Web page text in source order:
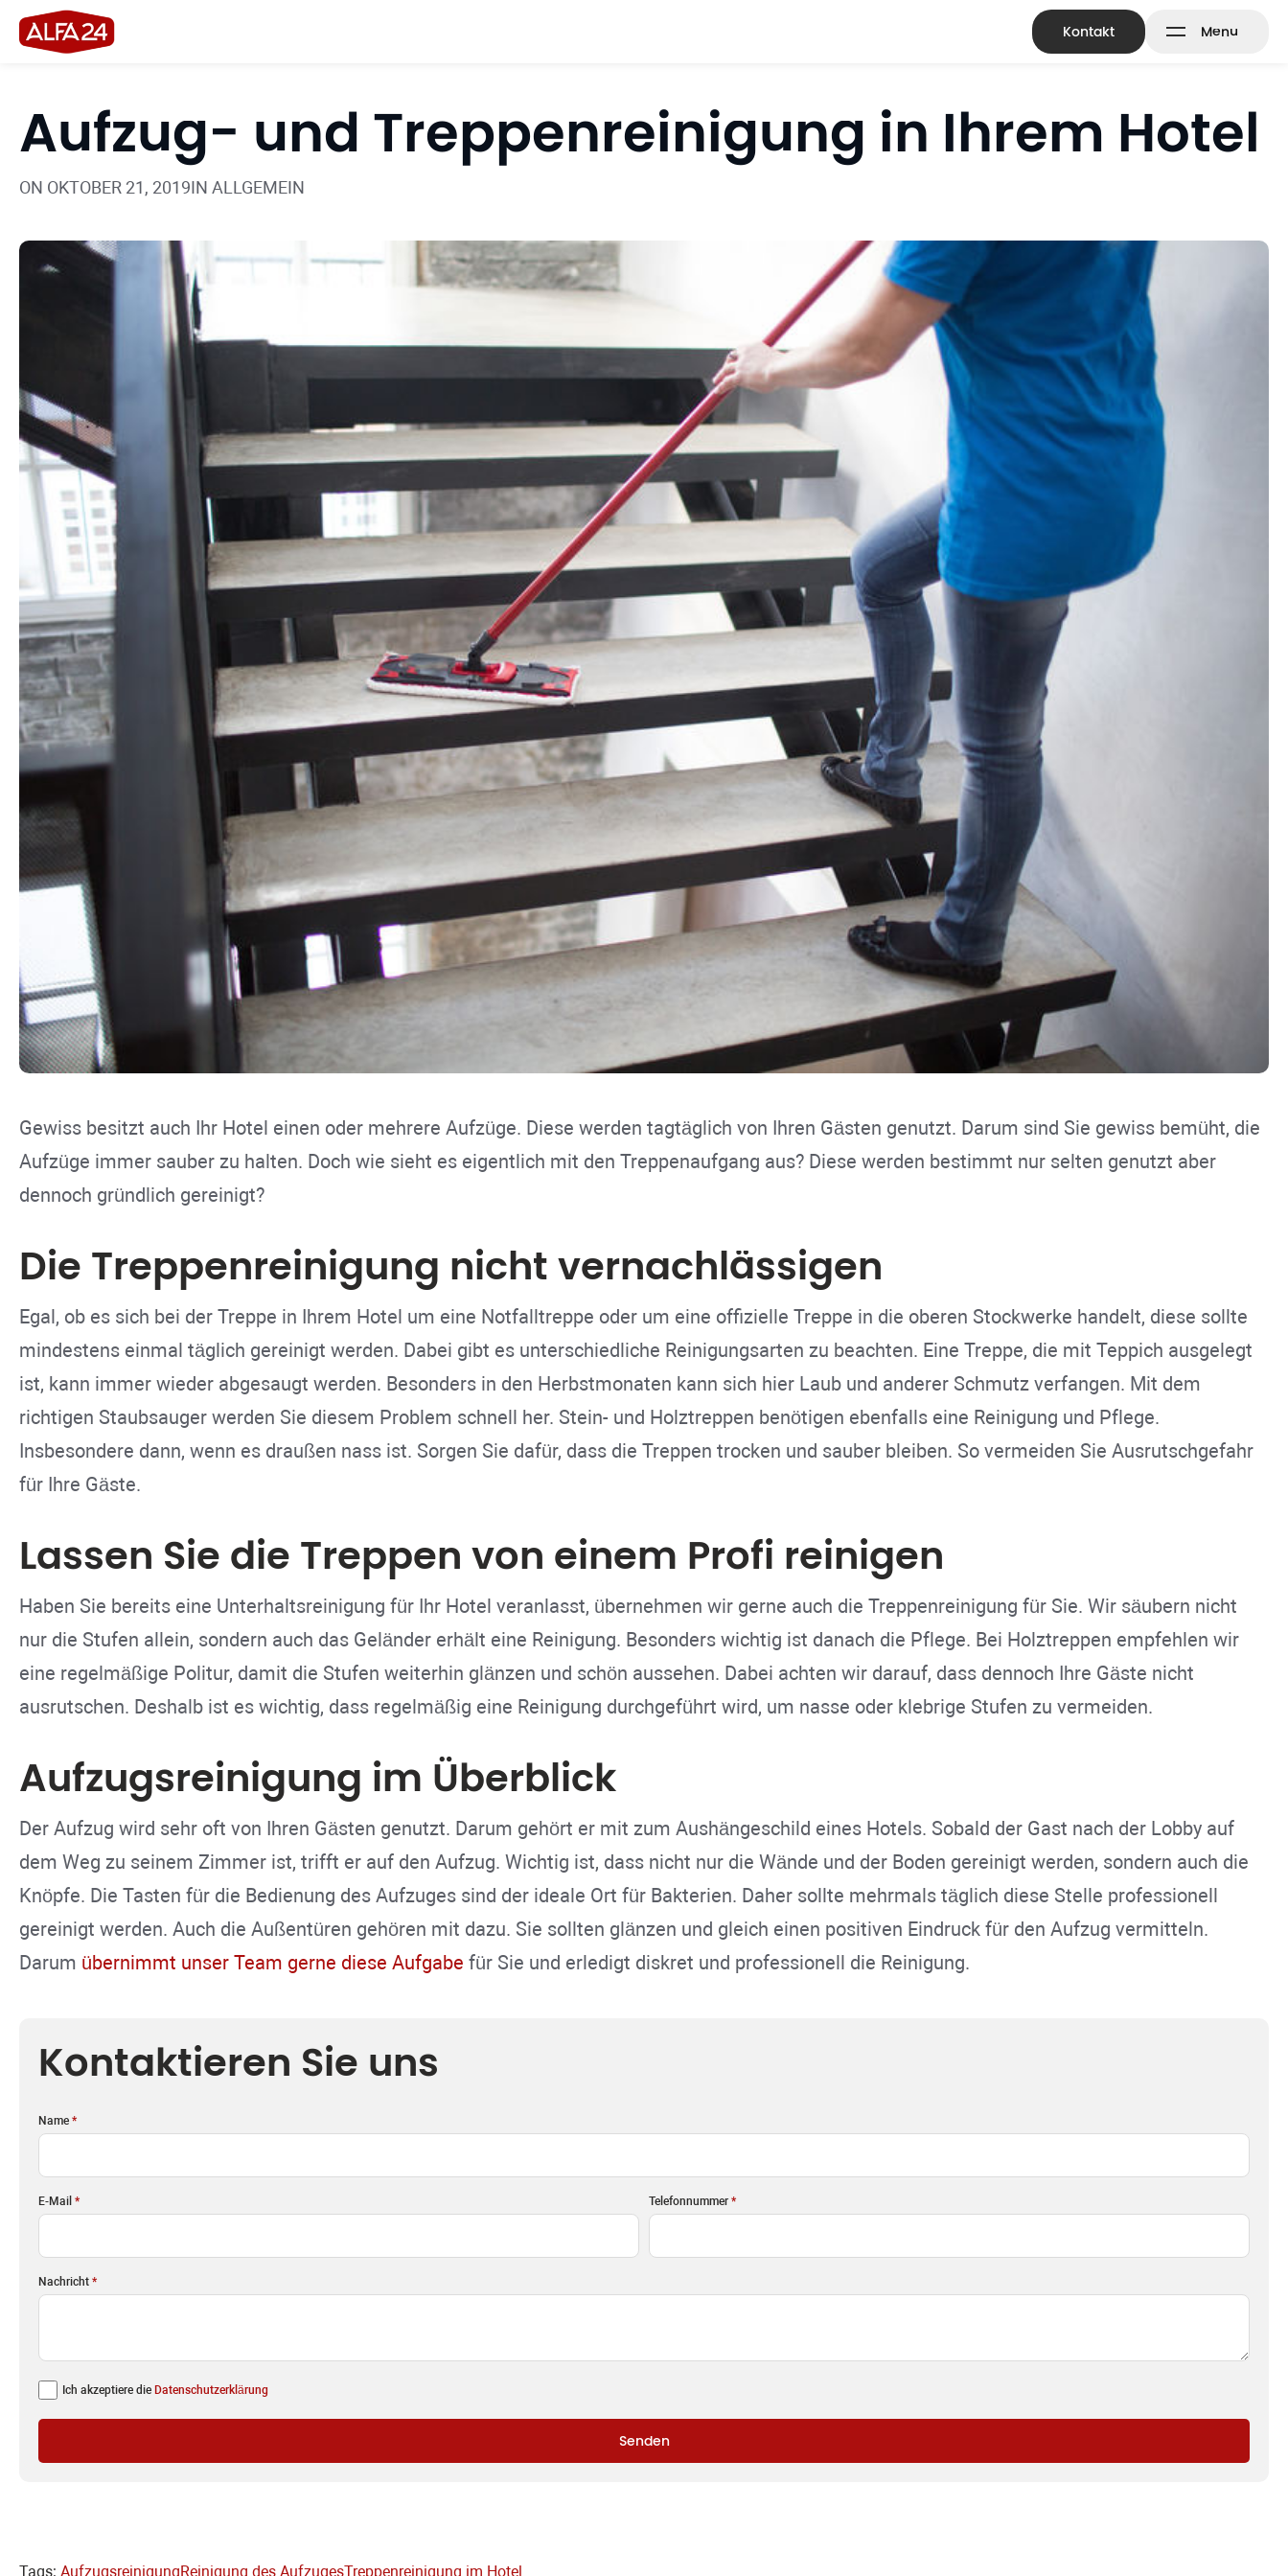
Kontakt Menu
Aufzug- und Treppenreinigung in Ihrem Hotel
ON OKTOBER 21, 2019IN ALLGEMEIN
Gewiss besitzt auch Ihr Hotel einen oder mehrere Aufzüge. Diese werden tagtäglich von Ihren Gästen genutzt. Darum sind Sie gewiss bemüht, die
Aufzüge immer sauber zu halten. Doch wie sieht es eigentlich mit den Treppenaufgang aus? Diese werden bestimmt nur selten genutzt aber
dennoch gründlich gereinigt?
Die Treppenreinigung nicht vernachlässigen
Egal, ob es sich bei der Treppe in Ihrem Hotel um eine Notfalltreppe oder um eine offizielle Treppe in die oberen Stockwerke handelt, diese sollte
mindestens einmal täglich gereinigt werden. Dabei gibt es unterschiedliche Reinigungsarten zu beachten. Eine Treppe, die mit Teppich ausgelegt
ist, kann immer wieder abgesaugt werden. Besonders in den Herbstmonaten kann sich hier Laub und anderer Schmutz verfangen. Mit dem
richtigen Staubsauger werden Sie diesem Problem schnell her. Stein- und Holztreppen benötigen ebenfalls eine Reinigung und Pflege.
Insbesondere dann, wenn es draußen nass ist. Sorgen Sie dafür, dass die Treppen trocken und sauber bleiben. So vermeiden Sie Ausrutschgefahr
für Ihre Gäste.
Lassen Sie die Treppen von einem Profi reinigen
Haben Sie bereits eine Unterhaltsreinigung für Ihr Hotel veranlasst, übernehmen wir gerne auch die Treppenreinigung für Sie. Wir säubern nicht
nur die Stufen allein, sondern auch das Geländer erhält eine Reinigung. Besonders wichtig ist danach die Pflege. Bei Holztreppen empfehlen wir
eine regelmäßige Politur, damit die Stufen weiterhin glänzen und schön aussehen. Dabei achten wir darauf, dass dennoch Ihre Gäste nicht
ausrutschen. Deshalb ist es wichtig, dass regelmäßig eine Reinigung durchgeführt wird, um nasse oder klebrige Stufen zu vermeiden.
Aufzugsreinigung im Überblick
Der Aufzug wird sehr oft von Ihren Gästen genutzt. Darum gehört er mit zum Aushängeschild eines Hotels. Sobald der Gast nach der Lobby auf
dem Weg zu seinem Zimmer ist, trifft er auf den Aufzug. Wichtig ist, dass nicht nur die Wände und der Boden gereinigt werden, sondern auch die
Knöpfe. Die Tasten für die Bedienung des Aufzuges sind der ideale Ort für Bakterien. Daher sollte mehrmals täglich diese Stelle professionell
gereinigt werden. Auch die Außentüren gehören mit dazu. Sie sollten glänzen und gleich einen positiven Eindruck für den Aufzug vermitteln.
Darum übernimmt unser Team gerne diese Aufgabe für Sie und erledigt diskret und professionell die Reinigung.
Kontaktieren Sie uns
Name *
E-Mail * Telefonnummer *
Nachricht *
Ich akzeptiere die Datenschutzerklärung
Senden
Tags: AufzugsreinigungReinigung des AufzugesTreppenreinigung im Hotel